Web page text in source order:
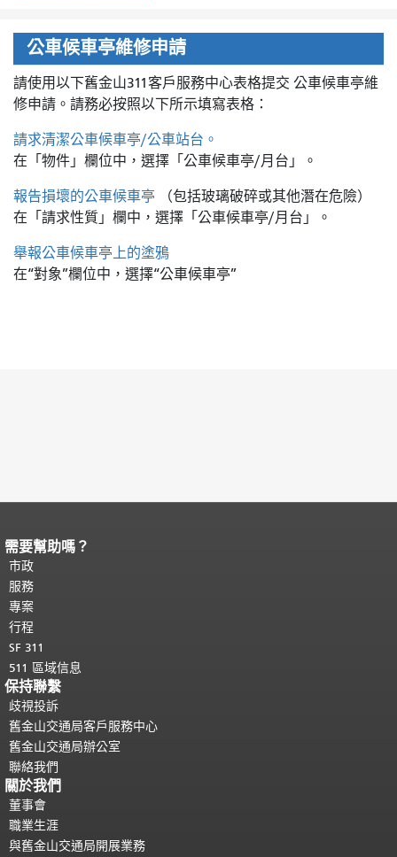
公車候車亭維修申請
請使用以下舊金山311客戶服務中心表格提交 公車候車亭維
修申請。請務必按照以下所示填寫表格：
請求清潔公車候車亭/公車站台。
在「物件」欄位中，選擇「公車候車亭/月台」。
報告損壞的公車候車亭 （包括玻璃破碎或其他潛在危險）
在「請求性質」欄中，選擇「公車候車亭/月台」。
舉報公車候車亭上的塗鴉
在“對象”欄位中，選擇“公車候車亭”
頁面內容結束。
都會重複顯示。
需要幫助嗎？
市政
服務
專案
行程
SF 311
511 區域信息
保持聯繫
歧視投訴
舊金山交通局客戶服務中心
舊金山交通局辦公室
聯絡我們
關於我們
董事會
職業生涯
與舊金山交通局開展業務